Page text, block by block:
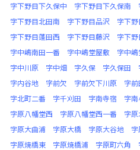
字下野目下久保中
字下野目下久保南
字下野目北田南
字下野目品沢 字下
字下野目蓬田西
字下野目藤沢 字下
字中嶋南田一番
字中嶋堂屋敷 字中
字中川原
字中畑 字久保 字久保田
字内谷地
字前欠 字前欠下川原 字前
字北町二番
字千刈田 字南寺宿 字
字原八幡堂西
字原八幡堂西一番 字
字原大曲浦
字原大橋 字原大谷地
字原焼橋東
字原焼橋浦 字原町六角